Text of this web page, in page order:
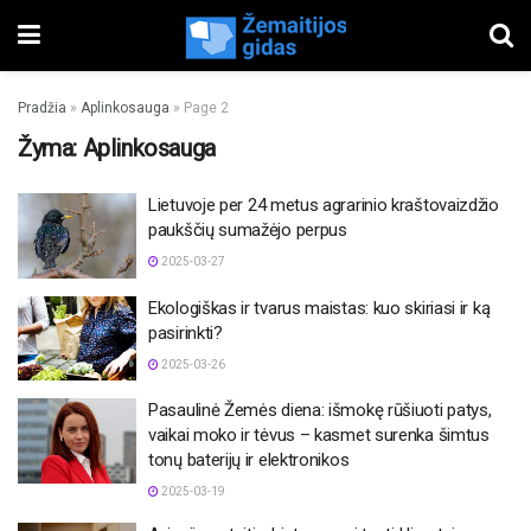
Pradžia » Aplinkosauga » Page 2
Žyma: Aplinkosauga
Lietuvoje per 24 metus agrarinio kraštovaizdžio
paukščių sumažėjo perpus
2025-03-27
Ekologiškas ir tvarus maistas: kuo skiriasi ir ką
pasirinkti?
2025-03-26
Pasaulinė Žemės diena: išmokę rūšiuoti patys,
vaikai moko ir tėvus – kasmet surenka šimtus
tonų baterijų ir elektronikos
2025-03-19